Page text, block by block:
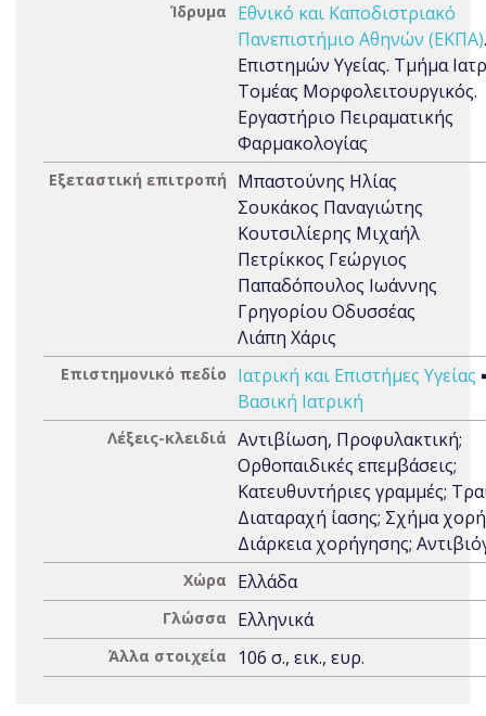
Ίδρυμα
Εθνικό και Καποδιστριακό
Πανεπιστήμιο Αθηνών (ΕΚΠΑ)
Επιστημών Υγείας. Τμήμα
Τομέας Μορφολειτουργικός.
Εργαστήριο Πειραματικής
Φαρμακολογίας
Εξεταστική επιτροπή
Μπαστούνης Ηλίας
Σουκάκος Παναγιώτης
Κουτσιλίερης Μιχαήλ
Πετρίκκος Γεώργιος
Παπαδόπουλος Ιωάννης
Γρηγορίου Οδυσσέας
Λιάπη Χάρις
Επιστημονικό πεδίο Ιατρική και Επιστήμες Υγείας
Βασική Ιατρική
Λέξεις-κλειδιά Αντιβίωση, Προφυλακτική;
Ορθοπαιδικές επεμβάσεις;
Κατευθυντήριες γραμμές;
Διαταραχή ίασης; Σχήμα
Διάρκεια χορήγησης;
Χώρα Ελλάδα
Γλώσσα Ελληνικά
Άλλα στοιχεία 106 σ., εικ., ευρ.